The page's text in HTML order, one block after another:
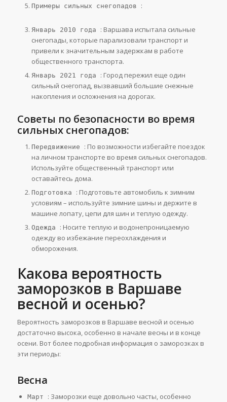
Примеры сильных снегопадов :
Январь 2010 года : Варшава испытала сильные
снегопады, которые парализовали транспорт и
привели к значительным задержкам в работе
общественного транспорта.
Январь 2021 года : Город пережил еще один
сильный снегопад, вызвавший большие снежные
накопления и осложнения на дорогах.
Советы по безопасности во время
сильных снегопадов:
Передвижение : По возможности избегайте поездок
на личном транспорте во время сильных снегопадов.
Используйте общественный транспорт или
оставайтесь дома.
Подготовка : Подготовьте автомобиль к зимним
условиям – используйте зимние шины и держите в
машине лопату, цепи для шин и теплую одежду.
Одежда : Носите теплую и водонепроницаемую
одежду во избежание переохлаждения и
обморожения.
Какова вероятность
заморозков в Варшаве
весной и осенью?
Вероятность заморозков в Варшаве весной и осенью
достаточно высока, особенно в начале весны и в конце
осени. Вот более подробная информация о заморозках в
эти периоды:
Весна
Март : Заморозки еще довольно часты, особенно